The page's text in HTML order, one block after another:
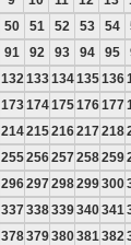
50 51 52 53 54
91 92 93 94 95
132 133134135136
173174175176177
214215216217218
255256257258259
296297298299300
337338339340341
378379380381 382